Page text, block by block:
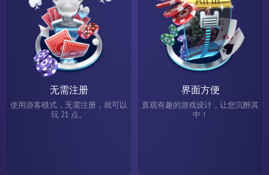
无需注册
使用游客模式，无需注册，就可以
玩 21 点。
界面方便
直观有趣的游戏设计，让您沉醉其
中！